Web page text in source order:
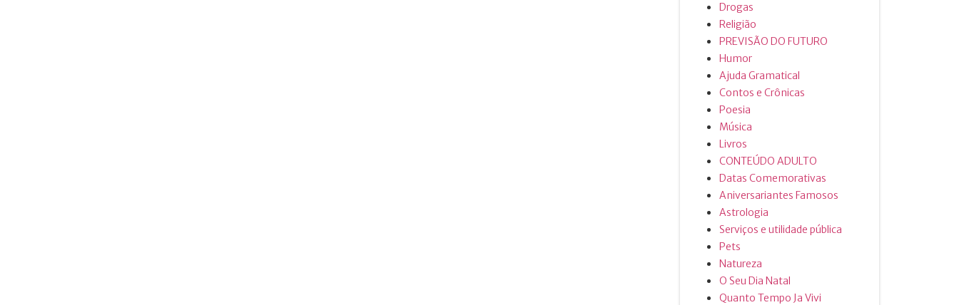
Drogas
Religião
PREVISÃO DO FUTURO
Humor
Ajuda Gramatical
Contos e Crônicas
Poesia
Música
Livros
CONTEÚDO ADULTO
Datas Comemorativas
Aniversariantes Famosos
Astrologia
Serviços e utilidade pública
Pets
Natureza
O Seu Dia Natal
Quanto Tempo Ja Vivi